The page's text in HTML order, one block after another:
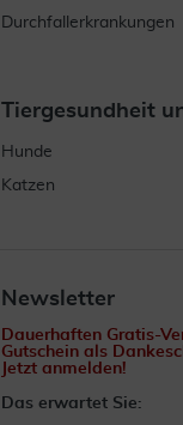
Durchfallerkrankungen
Tiergesundheit
Hunde
Katzen
Newsletter
Dauerhaften Gratis-
Gutschein als
Jetzt anmelden!
Das erwartet Sie: